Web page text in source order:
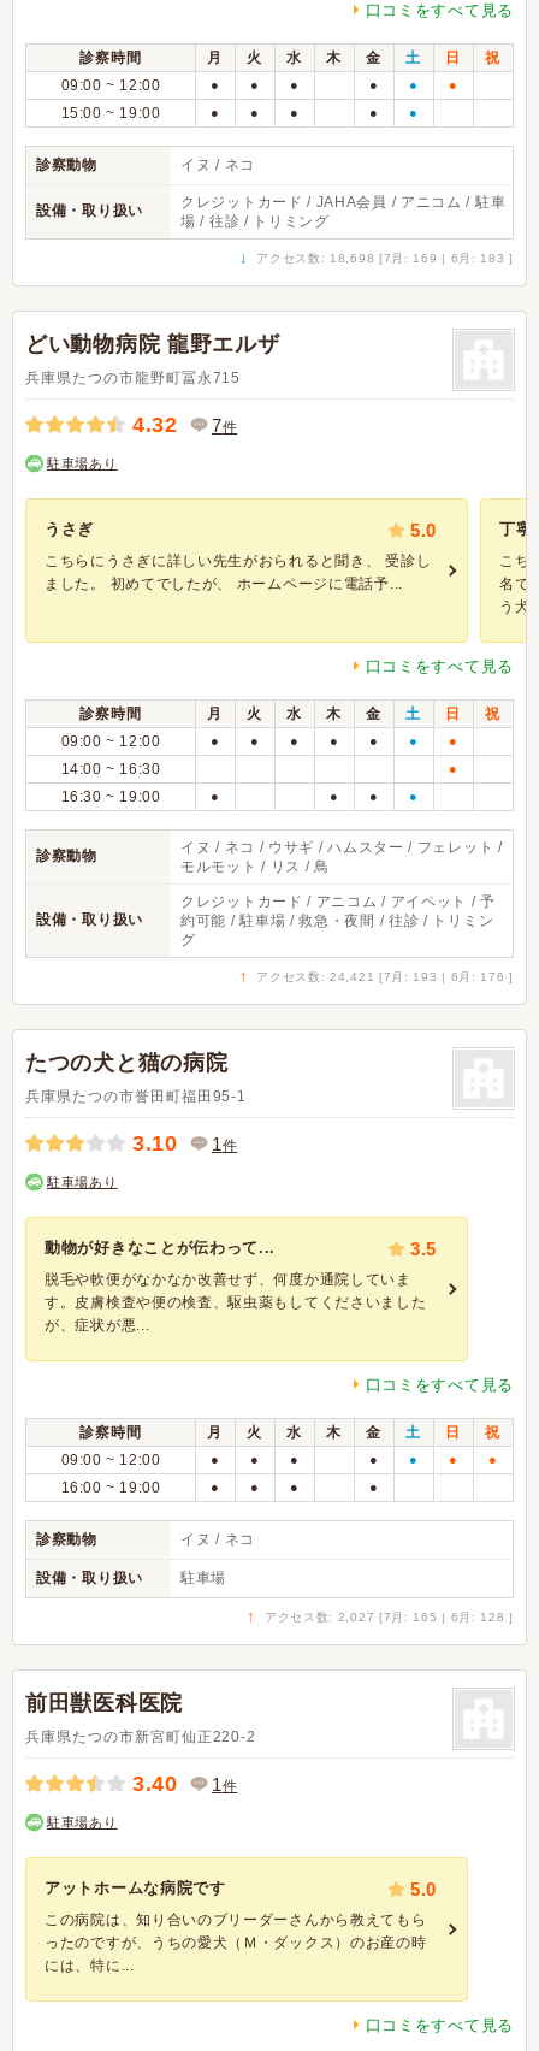
口コミをすべて見る
診察時間 月 火 水 木 金 土 日
祝
09:00 ~ 12:00
● ● ● ● ● ●
15:00 ~ 19:00 ● ● ● ● ●
診察動物 イヌ / ネコ
設備・取り扱い
クレジットカード / JAHA会員 / アニコム / 駐車
場 / 往診 / トリミング
↓ アクセス数: 18,698 [7月: 169 | 6月: 183 ]
どい動物病院 龍野エルザ
兵庫県たつの市龍野町冨永715
4.32 7件
駐車場あり
うさぎ 5.0
こちらにうさぎに詳しい先生がおられると聞き、 受診し
ました。 初めてでしたが、 ホームページに電話予...
丁寧
こち
名で
う犬
口コミをすべて見る
診察時間 月 火 水 木 金 土 日
祝
09:00 ~ 12:00
● ● ● ● ● ● ●
14:00 ~ 16:30 ●
16:30 ~ 19:00 ● ● ● ●
診察動物
イヌ / ネコ / ウサギ / ハムスター / フェレット /
モルモット / リス / 鳥
設備・取り扱い
クレジットカード / アニコム / アイペット / 予
約可能 / 駐車場 / 救急・夜間 / 往診 / トリミン
グ
↑ アクセス数: 24,421 [7月: 193 | 6月: 176 ]
たつの犬と猫の病院
兵庫県たつの市誉田町福田95-1
3.10 1件
駐車場あり
動物が好きなことが伝わって... 3.5
脱毛や軟便がなかなか改善せず、何度か通院していま
す。皮膚検査や便の検査、駆虫薬もしてくださいました
が、症状が悪...
口コミをすべて見る
診察時間 月 火 水 木 金 土 日
祝
09:00 ~ 12:00
● ● ● ● ● ● ●
16:00 ~ 19:00 ● ● ● ●
診察動物 イヌ / ネコ
設備・取り扱い 駐車場
↑ アクセス数: 2,027 [7月: 165 | 6月: 128 ]
前田獣医科医院
兵庫県たつの市新宮町仙正220-2
3.40 1件
駐車場あり
アットホームな病院です 5.0
この病院は、知り合いのブリーダーさんから教えてもら
ったのですが、うちの愛犬（Ｍ・ダックス）のお産の時
には、特に...
口コミをすべて見る